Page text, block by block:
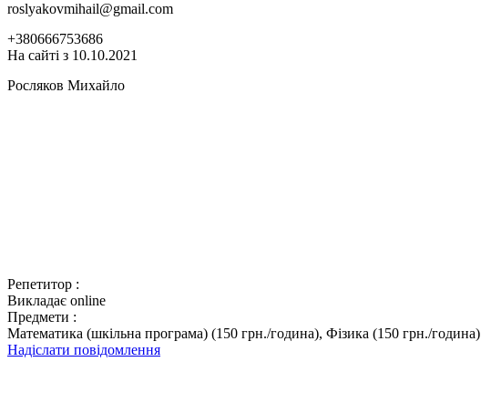
roslyakovmihail@gmail.com
+380666753686
На сайті з 10.10.2021
Росляков Михайло
Репетитор :
Викладає online
Предмети :
Математика (шкільна програма) (150 грн./година), Фізика (150 грн./година)
Надіслати повідомлення